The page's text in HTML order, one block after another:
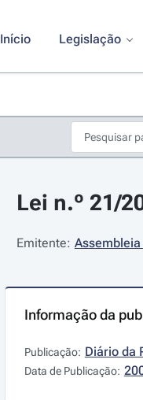
Início Legislação
Lei n.º 21/
Emitente:
Informação da
Publicação: Diário da
Data de Publicação: